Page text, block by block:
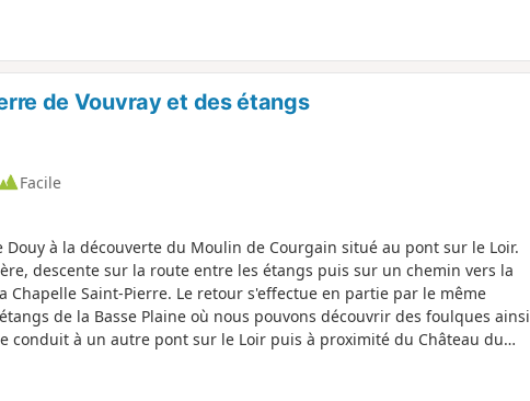
de Vouvray et des étangs
Facile
à la découverte du Moulin de Courgain situé au pont sur le Loir.
descente sur la route entre les étangs puis sur un chemin vers la
Chapelle Saint-Pierre. Le retour s'effectue en partie par le même
de la Basse Plaine où nous pouvons découvrir des foulques ainsi
conduit à un autre pont sur le Loir puis à proximité du Château du